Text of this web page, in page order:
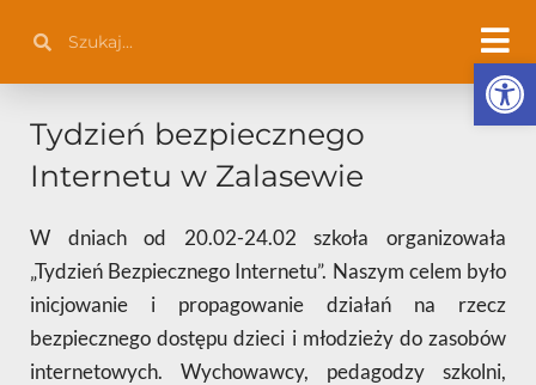
treści
Tydzień bezpiecznego
Internetu w Zalasewie
W dniach od 20.02-24.02 szkoła organizowała
„Tydzień Bezpiecznego Internetu”. Naszym celem było
inicjowanie i propagowanie działań na rzecz
bezpiecznego dostępu dzieci i młodzieży do zasobów
internetowych. Wychowawcy, pedagodzy szkolni,